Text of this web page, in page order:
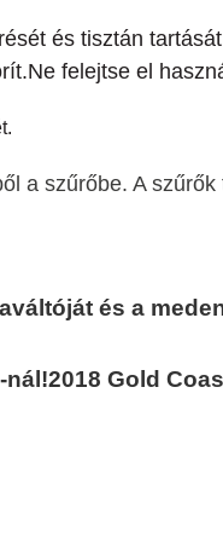
és tisztán
felejtse el
a szűrőbe. A
és a
nál!2018 Gold